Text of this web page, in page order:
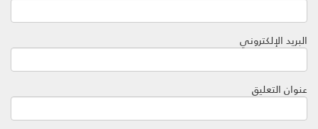
البريد الإلكتروني
عنوان التعليق